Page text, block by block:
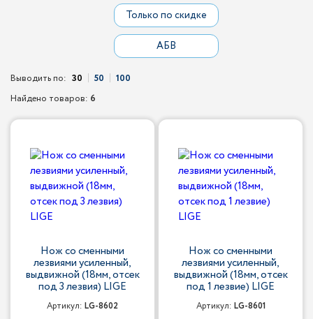
Только по скидке
АБВ
Выводить по: 30 50
100
Найдено товаров: 6
Нож со сменными
лезвиями усиленный,
выдвижной (18мм, отсек
под 3 лезвия) LIGE
Артикул: LG-8602
Нож со сменными
лезвиями усиленный,
выдвижной (18мм, отсек
под 1 лезвие) LIGE
Артикул: LG-8601